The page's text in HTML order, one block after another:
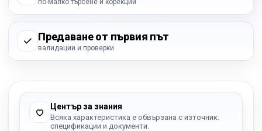
по-малко търсене и корекции
Предаване от първия път
валидации и проверки
Център за знания
Всяка характеристика е обвързана с източник:
спецификации и документи.